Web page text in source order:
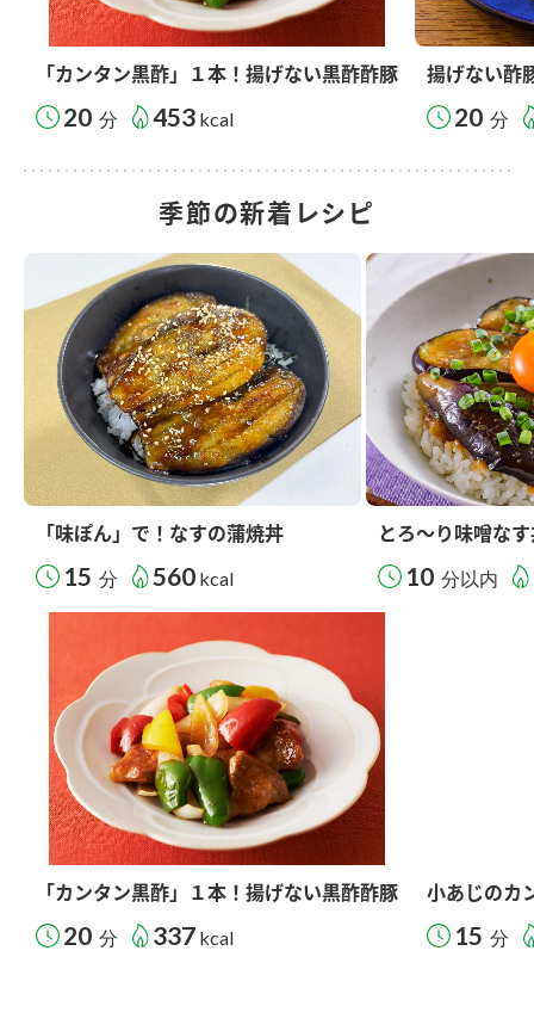
「カンタン黒酢」１本！揚げない黒酢酢豚
20 分 453 kcal
揚げない酢
20 分
季節の新着レシピ
「味ぽん」で！なすの蒲焼丼
15 分 560 kcal
とろ～り味噌な
10 分以内
「カンタン黒酢」１本！揚げない黒酢酢豚
20 分 337 kcal
小あじのカ
15 分